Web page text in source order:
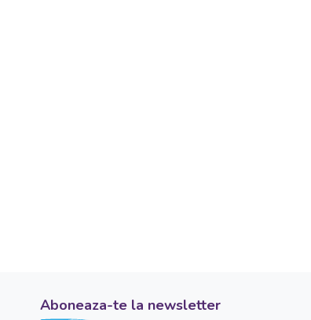
Aboneaza-te la newsletter